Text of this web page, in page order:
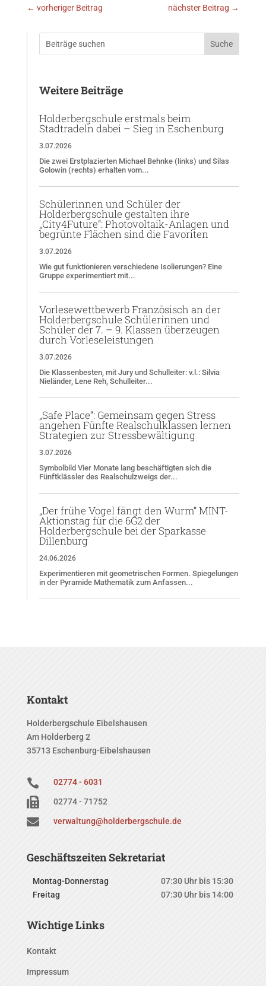
← vorheriger Beitrag nächster Beitrag →
Weitere Beiträge
Holderbergschule erstmals beim
Stadtradeln dabei – Sieg in Eschenburg
3.07.2026
Die zwei Erstplazierten Michael Behnke (links) und Silas
Golowin (rechts) erhalten vom...
Schülerinnen und Schüler der
Holderbergschule gestalten ihre
„City4Future“: Photovoltaik-Anlagen und
begrünte Flächen sind die Favoriten
3.07.2026
Wie gut funktionieren verschiedene Isolierungen? Eine
Gruppe experimentiert mit...
Vorlesewettbewerb Französisch an der
Holderbergschule Schülerinnen und
Schüler der 7. – 9. Klassen überzeugen
durch Vorleseleistungen
3.07.2026
Die Klassenbesten, mit Jury und Schulleiter: v.l.: Silvia
Nieländer, Lene Reh, Schulleiter...
„Safe Place“: Gemeinsam gegen Stress
angehen Fünfte Realschulklassen lernen
Strategien zur Stressbewältigung
3.07.2026
Symbolbild Vier Monate lang beschäftigten sich die
Fünftklässler des Realschulzweigs der...
„Der frühe Vogel fängt den Wurm“ MINT-
Aktionstag für die 6G2 der
Holderbergschule bei der Sparkasse
Dillenburg
24.06.2026
Experimentieren mit geometrischen Formen. Spiegelungen
in der Pyramide Mathematik zum Anfassen...
Kontakt
Holderbergschule Eibelshausen
Am Holderberg 2
35713 Eschenburg-Eibelshausen
 02774 - 6031
 02774 - 71752
 verwaltung@holderbergschule.de
Geschäftszeiten Sekretariat
Montag-Donnerstag
07:30 Uhr bis 15:30
Freitag
07:30 Uhr bis 14:00
Wichtige Links
Kontakt
Impressum